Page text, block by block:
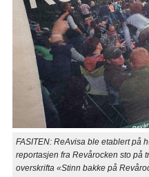
FASITEN: ReAvisa ble etablert på
reportasjen fra Revårocken sto på
overskrifta «Stinn bakke på